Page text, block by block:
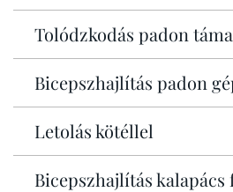
Tolódzkodás padon
Bicepszhajlítás padon
Letolás kötéllel
Bicepszhajlítás kalapács